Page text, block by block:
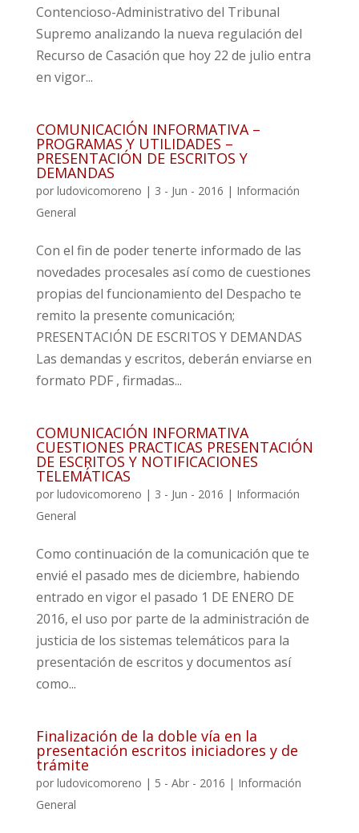
Contencioso-Administrativo del Tribunal
Supremo analizando la nueva regulación del
Recurso de Casación que hoy 22 de julio entra
en vigor...
COMUNICACIÓN INFORMATIVA –
PROGRAMAS Y UTILIDADES –
PRESENTACIÓN DE ESCRITOS Y
DEMANDAS
por ludovicomoreno | 3 - Jun - 2016 | Información
General
Con el fin de poder tenerte informado de las
novedades procesales así como de cuestiones
propias del funcionamiento del Despacho te
remito la presente comunicación;
PRESENTACIÓN DE ESCRITOS Y DEMANDAS
Las demandas y escritos, deberán enviarse en
formato PDF , firmadas...
COMUNICACIÓN INFORMATIVA
CUESTIONES PRACTICAS PRESENTACIÓN
DE ESCRITOS Y NOTIFICACIONES
TELEMÁTICAS
por ludovicomoreno | 3 - Jun - 2016 | Información
General
Como continuación de la comunicación que te
envié el pasado mes de diciembre, habiendo
entrado en vigor el pasado 1 DE ENERO DE
2016, el uso por parte de la administración de
justicia de los sistemas telemáticos para la
presentación de escritos y documentos así
como...
Finalización de la doble vía en la
presentación escritos iniciadores y de
trámite
por ludovicomoreno | 5 - Abr - 2016 | Información
General